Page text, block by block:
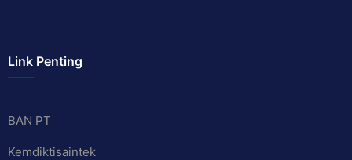
Link Penting
BAN PT
Kemdiktisaintek